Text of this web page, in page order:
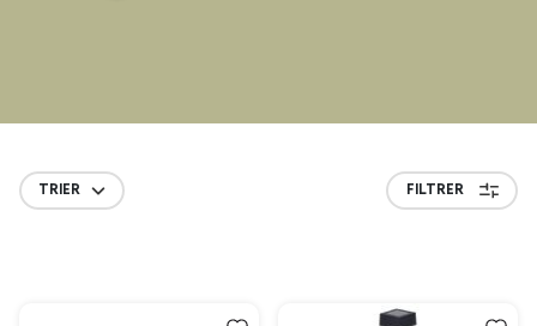
TRIER FILTRER